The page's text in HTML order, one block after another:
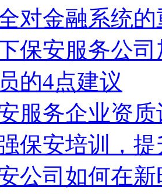
对金融系统
保安服务公
的4点建议
服务企业资
保安培训，
公司如何在